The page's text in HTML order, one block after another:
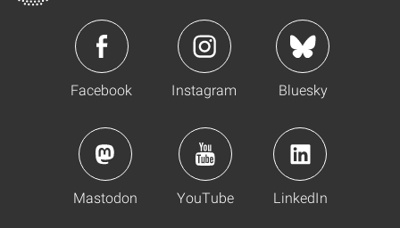
Facebook Instagram Bluesky
Mastodon YouTube LinkedIn